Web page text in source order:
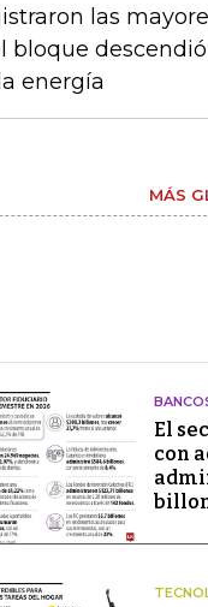
las
descendió
energía
MÁS
El
con